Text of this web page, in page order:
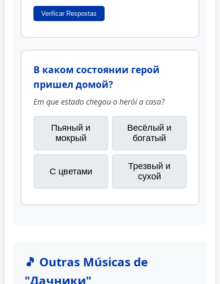
Verificar Respostas
В каком состоянии герой
пришел домой?
Em que estado chegou o herói a casa?
Пьяный и
мокрый
Весёлый и
богатый
С цветами
Трезвый и
сухой
🎵 Outras Músicas de
"Дачники"